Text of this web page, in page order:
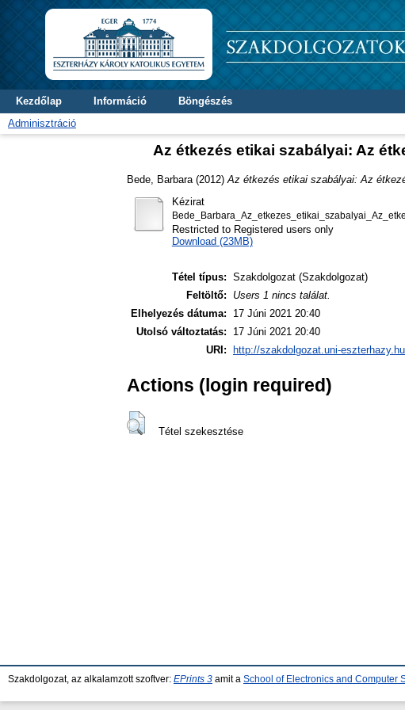
Kezdőlap Információ
Böngészés
Adminisztráció
Az étkezés etikai szabályai: Az
Bede, Barbara (2012) Az étkezés etikai szabályai: Az
Kézirat
Restricted to Registered users only
Download (23MB)
Tétel típus: Szakdolgozat (Szakdolgozat)
Feltöltő:
Users 1 nincs találat.
Elhelyezés dátuma:
17 Júni 2021 20:40
Utolsó változtatás:
17 Júni 2021 20:40
URI:
http://szakdolgozat.uni-
Actions (login required)
Tétel szekesztése
Szakdolgozat, az alkalamzott szoftver: EPrints 3 amit a School of Electronics and Computer